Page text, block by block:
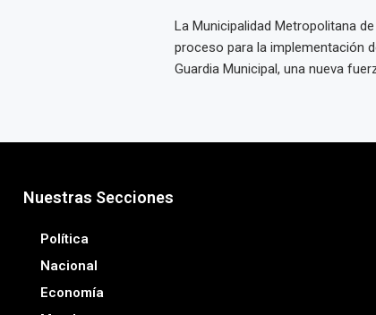
La Municipalidad Metropolitana
proceso para la implementación
Guardia Municipal, una nueva
Nuestras Secciones
Política
Nacional
Economía